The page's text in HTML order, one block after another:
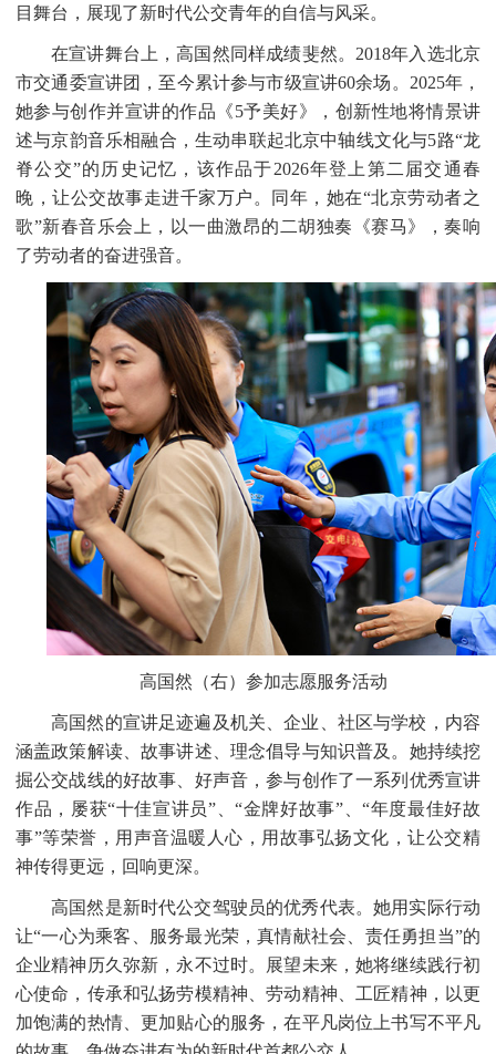
目舞台，展现了新时代公交青年的自信与风采。
在宣讲舞台上，高国然同样成绩斐然。 2018年入选北京
市交通委宣讲团，至今累计参与市级宣讲60余场。2025年，
她参与创作并宣讲的作品《5予美好》，创新性地将情景讲
述与京韵音乐相融合，生动串联起北京中轴线文化与5路“龙
脊公交”的历史记忆，该作品于2026年登上第二届交通春
晚，让公交故事走进千家万户。同年，她在“北京劳动者之
歌”新春音乐会上，以一曲激昂的二胡独奏《赛马》，奏响
了劳动者的奋进强音。
高国然（右）参加志愿服务活动
高国然的宣讲足迹遍及机关、企业、社区与学校，内容
涵盖政策解读、故事讲述、理念倡导与知识普及。她持续挖
掘公交战线的好故事、好声音，参与创作了一系列优秀宣讲
作品，屡获“十佳宣讲员”、“金牌好故事”、“年度最佳好故
事”等荣誉，用声音温暖人心，用故事弘扬文化，让公交精
神传得更远，回响更深。
高国然是新时代公交驾驶员的优秀代表。她用实际行动
让“一心为乘客、服务最光荣，真情献社会、责任勇担当”的
企业精神历久弥新，永不过时。展望未来，她将继续践行初
心使命，传承和弘扬劳模精神、劳动精神、工匠精神，以更
加饱满的热情、更加贴心的服务，在平凡岗位上书写不平凡